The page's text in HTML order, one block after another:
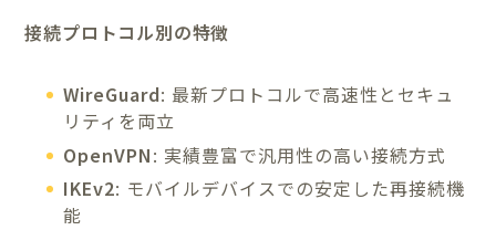
接続プロトコル別の特徴
WireGuard: 最新プロトコルで高速性とセキュ
リティを両立
OpenVPN: 実績豊富で汎用性の高い接続方式
IKEv2: モバイルデバイスでの安定した再接続機
能